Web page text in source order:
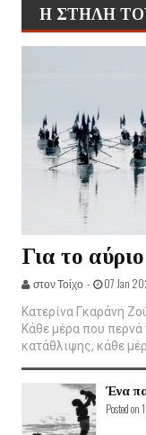
Η ΣΤΗΛΗ
Για το αύριο
στον Τοίχο - 07 Jan
Κατερίνα Γκαράνη
Κάθε μέρα που
κατάθλιψης, κάθε
Ένα
Posted